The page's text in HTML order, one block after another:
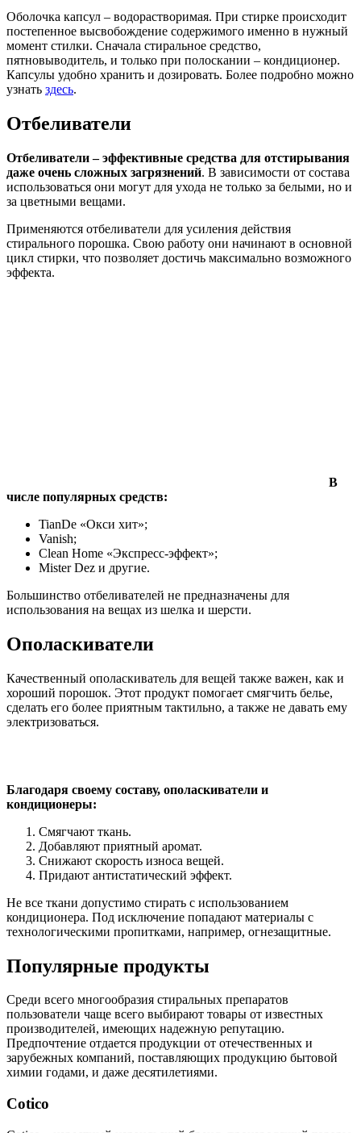
Оболочка капсул – водорастворимая. При стирке происходит
постепенное высвобождение содержимого именно в нужный
момент стилки. Сначала стиральное средство,
пятновыводитель, и только при полоскании – кондиционер.
Капсулы удобно хранить и дозировать. Более подробно можно
узнать здесь.
Отбеливатели
Отбеливатели – эффективные средства для отстирывания
даже очень сложных загрязнений. В зависимости от состава
использоваться они могут для ухода не только за белыми, но и
за цветными вещами.
Применяются отбеливатели для усиления действия
стирального порошка. Свою работу они начинают в основной
цикл стирки, что позволяет достичь максимально возможного
эффекта.
В
числе популярных средств:
TianDe «Окси хит»;
Vanish;
Clean Home «Экспресс-эффект»;
Mister Dez и другие.
Большинство отбеливателей не предназначены для
использования на вещах из шелка и шерсти.
Ополаскиватели
Качественный ополаскиватель для вещей также важен, как и
хороший порошок. Этот продукт помогает смягчить белье,
сделать его более приятным тактильно, а также не давать ему
электризоваться.
Благодаря своему составу, ополаскиватели и
кондиционеры:
Смягчают ткань.
Добавляют приятный аромат.
Снижают скорость износа вещей.
Придают антистатический эффект.
Не все ткани допустимо стирать с использованием
кондиционера. Под исключение попадают материалы с
технологическими пропитками, например, огнезащитные.
Популярные продукты
Среди всего многообразия стиральных препаратов
пользователи чаще всего выбирают товары от известных
производителей, имеющих надежную репутацию.
Предпочтение отдается продукции от отечественных и
зарубежных компаний, поставляющих продукцию бытовой
химии годами, и даже десятилетиями.
Cotico